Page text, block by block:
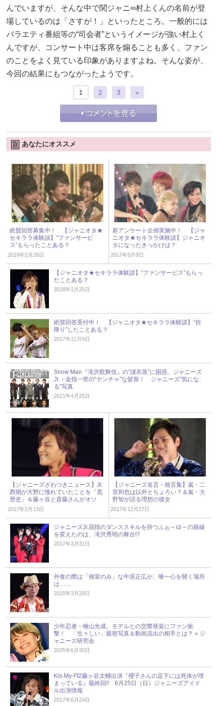
んでいますが、そんな中で関ジャニ∞村上くんの名前が登
場しているのは「さすが！」といったところ。一般的には
バラエティ番組等の“司会者”というイメージが強い村上く
んですが、コンサート中は客席を煽ることも多く、ファン
のことをよく見ている印象がありますよね。そんな姿が、
今回の結果にもつながったようです。
1 2 3 »
あなたにオススメ
絶賛回答募集中！ 【ジャニオタ★
セキララ体験談】“ファンサービ
ス”もらったことある？
2018年2月28日
新アンケート企画実施中！ 【ジャ
ニオタ★セキララ体験談】ジャニオ
タになったきっかけは？
2017年9月9日
【ジャニオタ★セキララ体験談】“ファンサービス”もらっ
たことある？
2018年1月25日
絶賛回答受付中！ 【ジャニオタ★セキララ体験談】“担
降り”したことある？
2017年11月5日
Snow Man『滝沢歌舞伎』の“謎衣装”に困惑、ジャニーズ
Jr.・金指一世の“ヤンチャ”な髪形！ ジャニーズ“気にな
る”写真
2021年4月25日
【ジャニーズざわつきニュース】Jr.
西畑が大野に憧れていたことを「黒
歴史」＆藤ヶ谷と斎藤さんがオソ
ロ!?
2017年2月13日
【ジャニーズ名言・格言集】嵐・二
宮和也は以外とちょろい？＆嵐・大
野智が語る理想の彼女
2017年12月27日
ジャニーズJr.屈指のダンススキルを持つふぉ～ゆ～の路線
を変えたのは、滝沢秀明の舞台!?
2017年3月31日
外食の際は「個室のみ」な中居正広が、唯一心を開く場所
は……
2015年3月29日
少年忍者・檜山光成、モデルとの交際発覚にファン衝
撃！ 「生々しい」親密写真＆動画流出の相手とは？ « ジ
ャニーズ研究会
2025年6月30日
Kis-My-Ft2藤ヶ谷太輔出演『櫻子さんの足下には死体が埋
まっている』最終回!! 6月25日（日）ジャニーズアイド
ル出演情報
2017年6月24日